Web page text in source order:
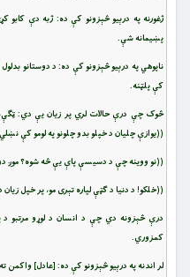
ژغورنه په درېیو څېزونو کې ده: ژبه دې کابو
پښیمانه شې.
ناپوهي په درېیو څېزونو کې ده: د دوستانو
کې پلټنه.
څوک چې درې حالات لري پر زیان یې دي:
((یوازې چلیان د خپلو بدو چلونو په لومو کې
((نو ووینه چې د دسیسې پاې يې څه شوه؟ موږ
((خلکو! د دنیا د ګټې لپاره تېری مو، پر خپل
درې څېزونه دي چې د انسان د لوړو مرتبو
کمزوري.
لر اندنه په درېیو څېزونو کې ده: [عادل] واکمن